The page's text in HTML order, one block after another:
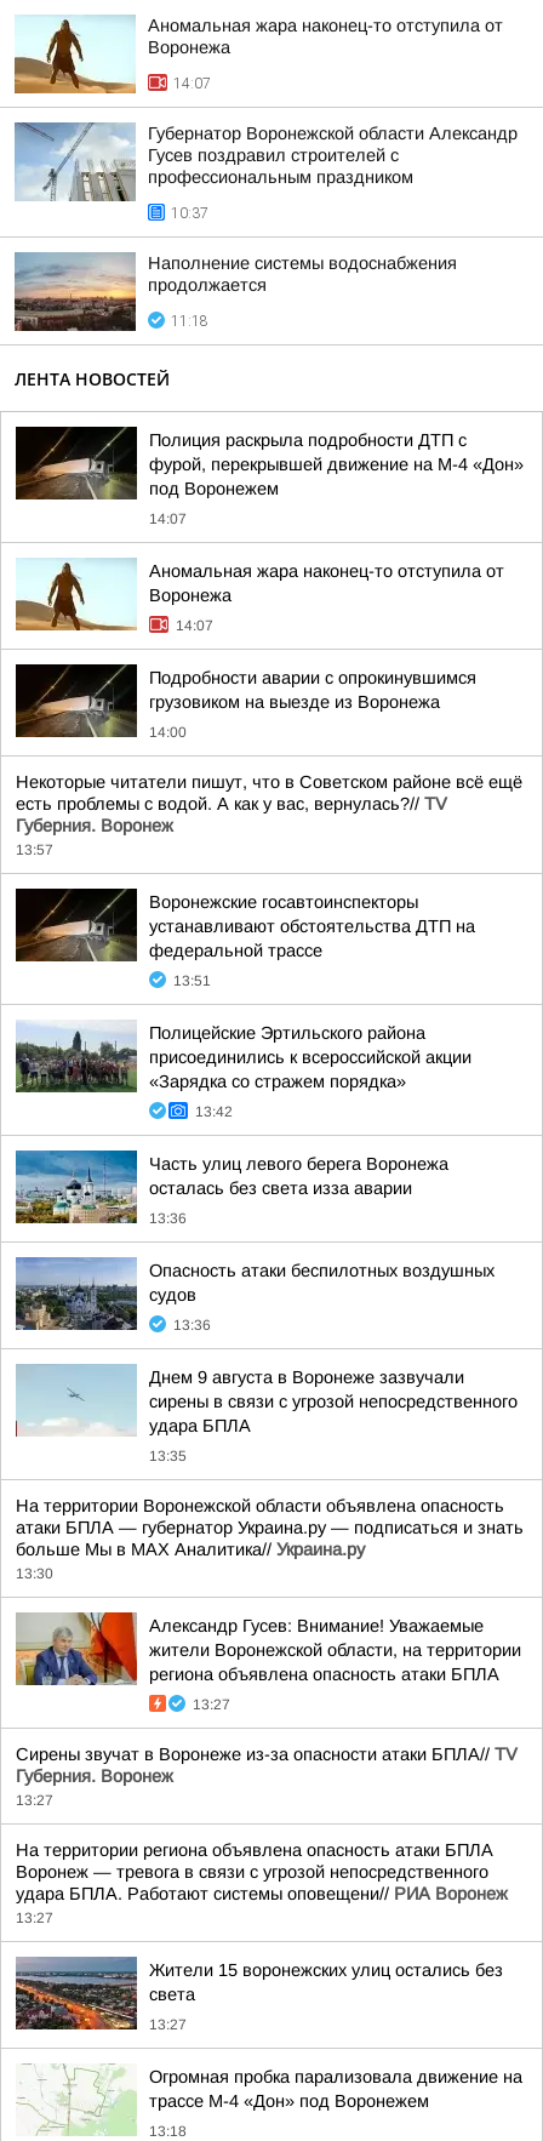
Аномальная жара наконец-то отступила от
Воронежа
14:07
Губернатор Воронежской области Александр
Гусев поздравил строителей с
профессиональным праздником
10:37
Наполнение системы водоснабжения
продолжается
11:18
ЛЕНТА НОВОСТЕЙ
Полиция раскрыла подробности ДТП с
фурой, перекрывшей движение на М-4 «Дон»
под Воронежем
14:07
Аномальная жара наконец-то отступила от
Воронежа
14:07
Подробности аварии с опрокинувшимся
грузовиком на выезде из Воронежа
14:00
Некоторые читатели пишут, что в Советском районе всё ещё
есть проблемы с водой. А как у вас, вернулась?// TV
Губерния. Воронеж
13:57
Воронежские госавтоинспекторы
устанавливают обстоятельства ДТП на
федеральной трассе
13:51
Полицейские Эртильского района
присоединились к всероссийской акции
«Зарядка со стражем порядка»
13:42
Часть улиц левого берега Воронежа
осталась без света изза аварии
13:36
Опасность атаки беспилотных воздушных
судов
13:36
Днем 9 августа в Воронеже зазвучали
сирены в связи с угрозой непосредственного
удара БПЛА
13:35
На территории Воронежской области объявлена опасность
атаки БПЛА — губернатор Украина.ру — подписаться и знать
больше Мы в MAX Аналитика// Украина.ру
13:30
Александр Гусев: Внимание! Уважаемые
жители Воронежской области, на территории
региона объявлена опасность атаки БПЛА
13:27
Сирены звучат в Воронеже из-за опасности атаки БПЛА// TV
Губерния. Воронеж
13:27
На территории региона объявлена опасность атаки БПЛА
Воронеж — тревога в связи с угрозой непосредственного
удара БПЛА. Работают системы оповещени// РИА Воронеж
13:27
Жители 15 воронежских улиц остались без
света
13:27
Огромная пробка парализовала движение на
трассе М-4 «Дон» под Воронежем
13:18